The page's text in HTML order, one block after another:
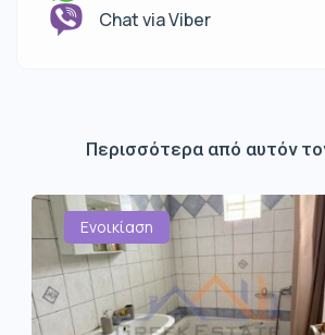
Chat via Viber
Περισσότερα από αυτόν
Ενοικίαση